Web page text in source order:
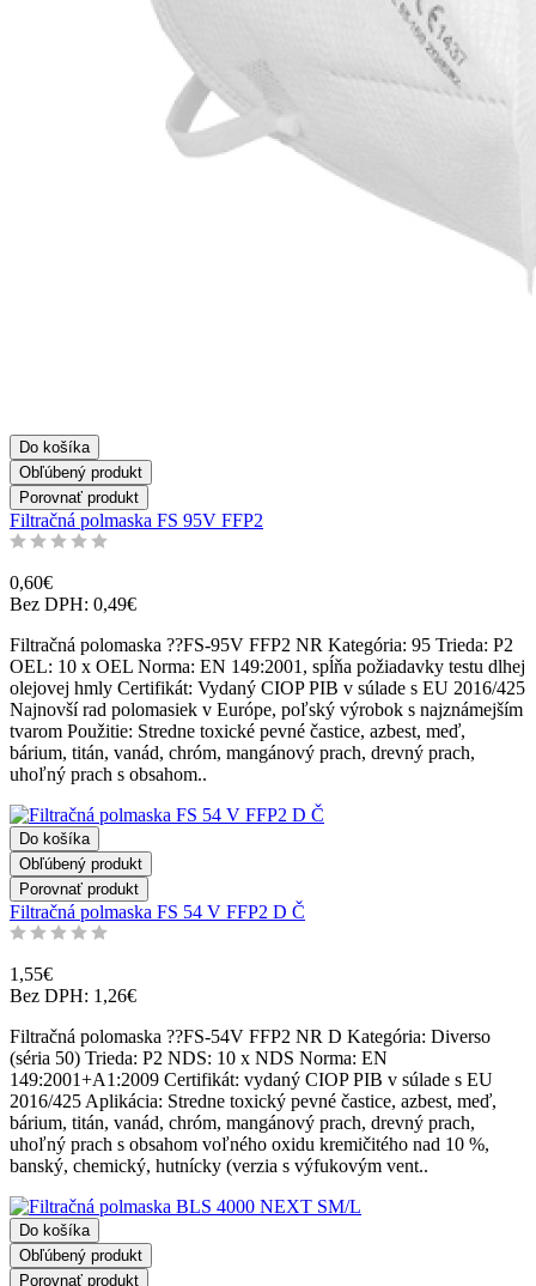
Do košíka
Obľúbený produkt
Porovnať produkt
Filtračná polmaska FS 95V FFP2
0,60€
Bez DPH: 0,49€
Filtračná polomaska ??FS-95V FFP2 NR Kategória: 95 Trieda: P2
OEL: 10 x OEL Norma: EN 149:2001, spĺňa požiadavky testu dlhej
olejovej hmly Certifikát: Vydaný CIOP PIB v súlade s EU 2016/425
Najnovší rad polomasiek v Európe, poľský výrobok s najznámejším
tvarom Použitie: Stredne toxické pevné častice, azbest, meď,
bárium, titán, vanád, chróm, mangánový prach, drevný prach,
uhoľný prach s obsahom..
Do košíka
Obľúbený produkt
Porovnať produkt
Filtračná polmaska FS 54 V FFP2 D Č
1,55€
Bez DPH: 1,26€
Filtračná polomaska ??FS-54V FFP2 NR D Kategória: Diverso
(séria 50) Trieda: P2 NDS: 10 x NDS Norma: EN
149:2001+A1:2009 Certifikát: vydaný CIOP PIB v súlade s EU
2016/425 Aplikácia: Stredne toxický pevné častice, azbest, meď,
bárium, titán, vanád, chróm, mangánový prach, drevný prach,
uhoľný prach s obsahom voľného oxidu kremičitého nad 10 %,
banský, chemický, hutnícky (verzia s výfukovým vent..
Do košíka
Obľúbený produkt
Porovnať produkt